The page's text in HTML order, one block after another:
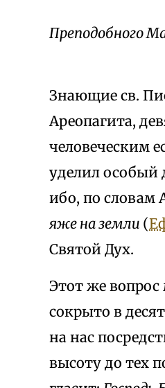
Преподобного
Знающие св.
Ареопагита,
человеческим
уделил особый
ибо, по словам
яже на земли (
Святой Дух.
Этот же
сокрыто в
на нас
высоту до тех